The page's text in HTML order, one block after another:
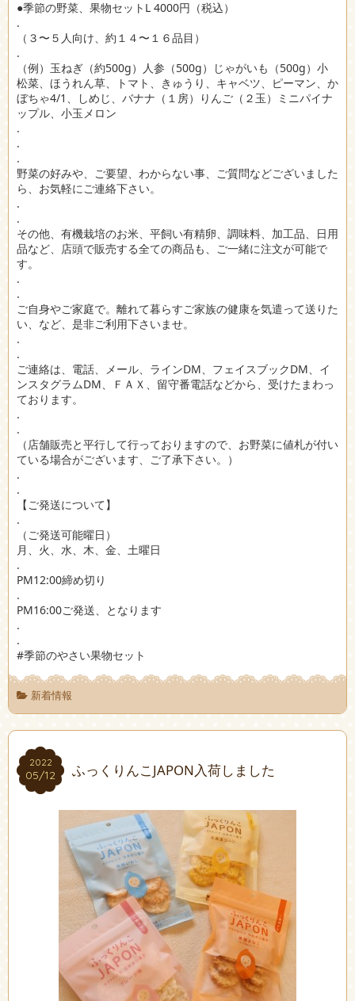
●季節の野菜、果物セットL 4000円（税込）
.
（３〜５人向け、約１４〜１６品目）
.
（例）玉ねぎ（約500g）人参（500g）じゃがいも（500g）小
松菜、ほうれん草、トマト、きゅうり、キャベツ、ピーマン、か
ぼちゃ4/1、しめじ、バナナ（１房）りんご（２玉）ミニパイナ
ップル、小玉メロン
.
.
.
野菜の好みや、ご要望、わからない事、ご質問などございました
ら、お気軽にご連絡下さい。
.
.
その他、有機栽培のお米、平飼い有精卵、調味料、加工品、日用
品など、店頭で販売する全ての商品も、ご一緒に注文が可能で
す。
.
.
ご自身やご家庭で。離れて暮らすご家族の健康を気遣って送りた
い、など、是非ご利用下さいませ。
.
.
ご連絡は、電話、メール、ラインDM、フェイスブックDM、イ
ンスタグラムDM、ＦＡＸ、留守番電話などから、受けたまわっ
ております。
.
.
（店舗販売と平行して行っておりますので、お野菜に値札が付い
ている場合がございます、ご了承下さい。）
.
.
【ご発送について】
.
（ご発送可能曜日）
月、火、水、木、金、土曜日
.
PM12:00締め切り
.
PM16:00ご発送、となります
.
.
#季節のやさい果物セット
新着情報
2022
05/12
2022
05/12 ふっくりんこJAPON入荷しました